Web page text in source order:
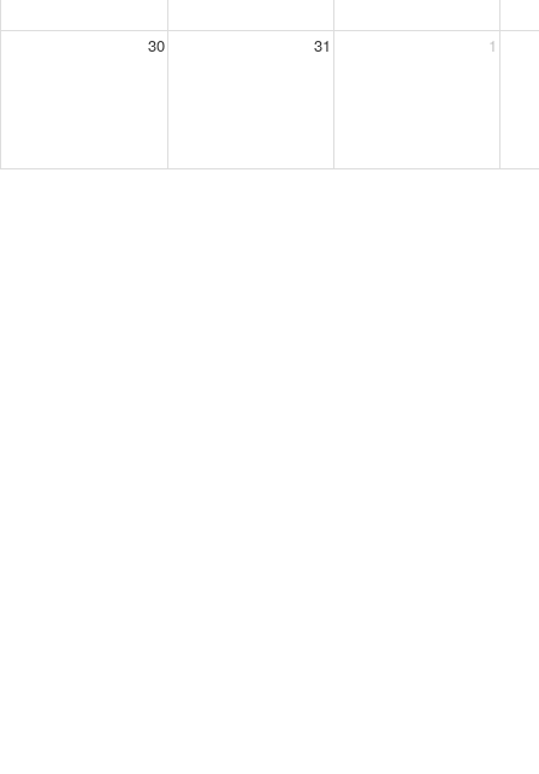
30 31 1